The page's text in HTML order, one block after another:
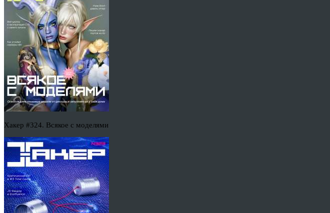
Хакер #324. Всякое с моделями